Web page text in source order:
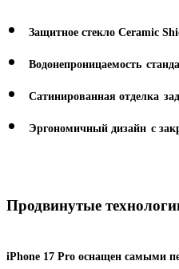
Защитное стекло Ceramic
Водонепроницаемость
Сатинированная отделка
Эргономичный дизайн с
Продвинутые
iPhone 17 Pro оснащен самыми